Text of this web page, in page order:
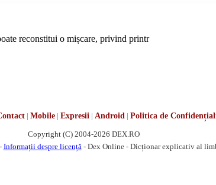
reconstitui o mișcare, privind printr
| Mobile| Expresii | Android | Politica de
Copyright (C) 2004-2026 DEX.RO
Informații despre licență - Dex Online - Dicționar explicativ al